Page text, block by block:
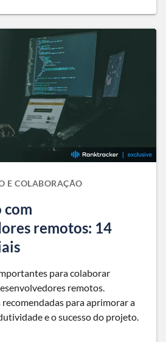
E COLABORAÇÃO
com
remotos: 14
para colaborar
remotos.
para aprimorar a
e o sucesso do projeto.